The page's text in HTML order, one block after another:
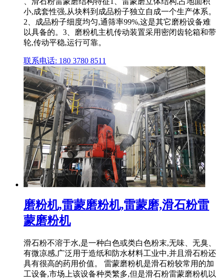
小,成套性强,从块料到成品粉子独立自成一个生产体系。
2、成品粉子细度均匀,通筛率99%,这是其它磨粉设备难
以具备的。3、磨粉机主机传动装置采用密闭齿轮箱和带
轮,传动平稳,运行可靠。
联系电话: 180 3780 8511
磨粉机,雷蒙磨粉机,雷蒙磨,滑石粉雷
蒙磨粉机
滑石粉不溶于水,是一种白色或类白色粉末,无味、无臭、
有微凉感,广泛用于造纸和防水材料工业中,并且滑石粉还
具有很高的药用价值。 雷蒙磨粉机是滑石粉较常用的加
工设备,市场上该设备种类繁多,但是滑石粉雷蒙磨粉机以